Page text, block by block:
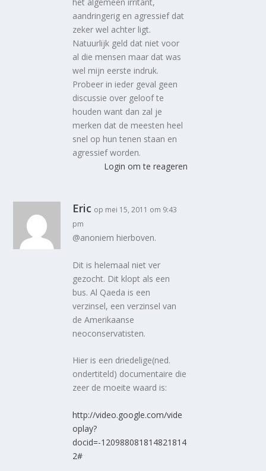
het algemeen irritant,
aandringerig en agressief dat
zeker wel achter ligt.
Natuurlijk geld dat niet voor
al die mensen maar dat was
wel mijn eerste indruk.
Probeer in ieder geval geen
discussie over geloof te
houden want dan zal je
merken dat de meesten heel
snel op hun tenen staan en
agressief worden.
Login om te reageren
Eric op mei 15, 2011 om 9:43
pm
@anoniem hierboven.
Dit is helemaal niet ver
gezocht. Dit klopt als een
bus. Al Qaeda is een
verzinsel, een verzinsel van
de Amerikaanse
neoconservatisten.
Hier is een driedelige(ned.
ondertiteld) documentaire die
zeer de moeite waard is:
http://video.google.com/vide
oplay?
docid=-120988081814821814
2#